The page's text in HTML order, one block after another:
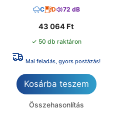
C D 72 dB
43 064 Ft
✓ 50 db raktáron
Mai feladás, gyors postázás!
Kosárba teszem
Összehasonlítás